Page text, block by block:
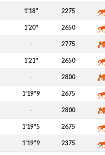
1'18'' 2275
1'20'' 2650
- 2775
1'21'' 2650
- 2800
1'19''9 2675
- 2800
1'19''5 2675
1'19''9 2375